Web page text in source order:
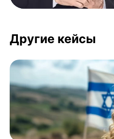
Другие кейсы